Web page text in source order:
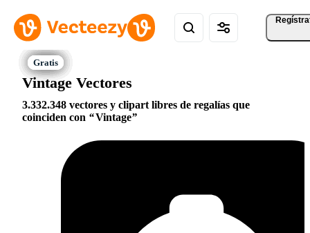
Vintage Vectores
3.332.348 vectores y clipart libres de regalías que
coinciden con
Vintage